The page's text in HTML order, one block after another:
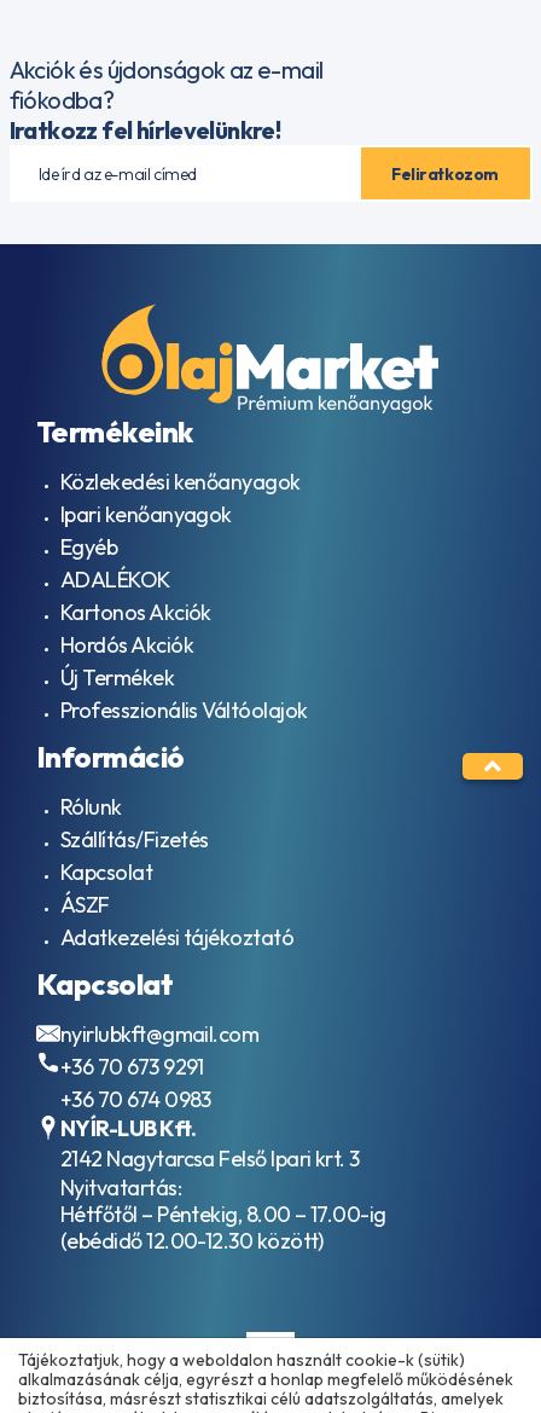
Akciók és újdonságok az e-mail
fiókodba?
Iratkozz fel hírlevelünkre!
Termékeink
Közlekedési kenőanyagok
Ipari kenőanyagok
Egyéb
ADALÉKOK
Kartonos Akciók
Hordós Akciók
Új Termékek
Professzionális Váltóolajok
Információ
Rólunk
Szállítás/Fizetés
Kapcsolat
ÁSZF
Adatkezelési tájékoztató
Kapcsolat
nyirlubkft@gmail.com
+36 70 673 9291
+36 70 674 0983
NYÍR-LUB Kft.
2142 Nagytarcsa Felső Ipari krt. 3
Nyitvatartás:
Hétfőtől – Péntekig, 8.00 – 17.00-ig
(ebédidő 12.00-12.30 között)
Tájékoztatjuk, hogy a weboldalon használt cookie-k (sütik)
alkalmazásának célja, egyrészt a honlap megfelelő működésének
biztosítása, másrészt statisztikai célú adatszolgáltatás, amelyek